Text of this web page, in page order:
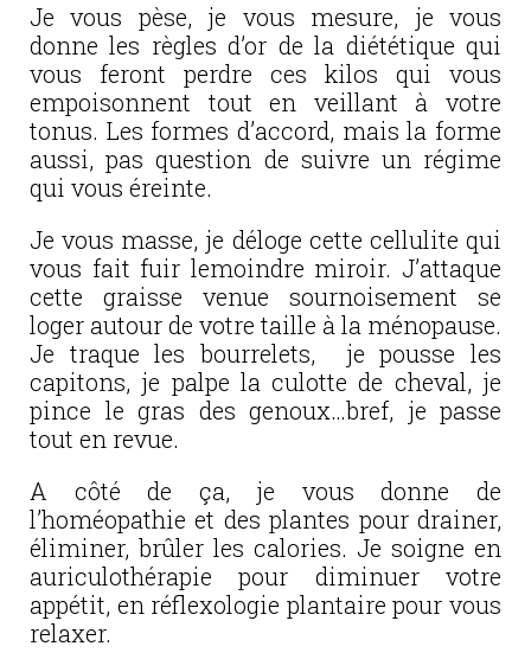
Je vous pèse, je vous mesure, je vous
donne les règles d’or de la diététique qui
vous feront perdre ces kilos qui vous
empoisonnent tout en veillant à votre
tonus. Les formes d’accord, mais la forme
aussi, pas question de suivre un régime
qui vous éreinte.
Je vous masse, je déloge cette cellulite qui
vous fait fuir lemoindre miroir. J’attaque
cette graisse venue sournoisement se
loger autour de votre taille à la ménopause.
Je traque les bourrelets, je pousse les
capitons, je palpe la culotte de cheval, je
pince le gras des genoux…bref, je passe
tout en revue.
A côté de ça, je vous donne de
l’homéopathie et des plantes pour drainer,
éliminer, brûler les calories. Je soigne en
auriculothérapie pour diminuer votre
appétit, en réflexologie plantaire pour vous
relaxer.